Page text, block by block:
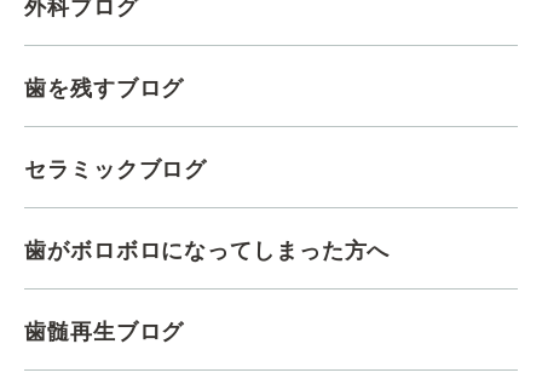
外科ブログ
歯を残すブログ
セラミックブログ
歯がボロボロになってしまった方へ
歯髄再生ブログ